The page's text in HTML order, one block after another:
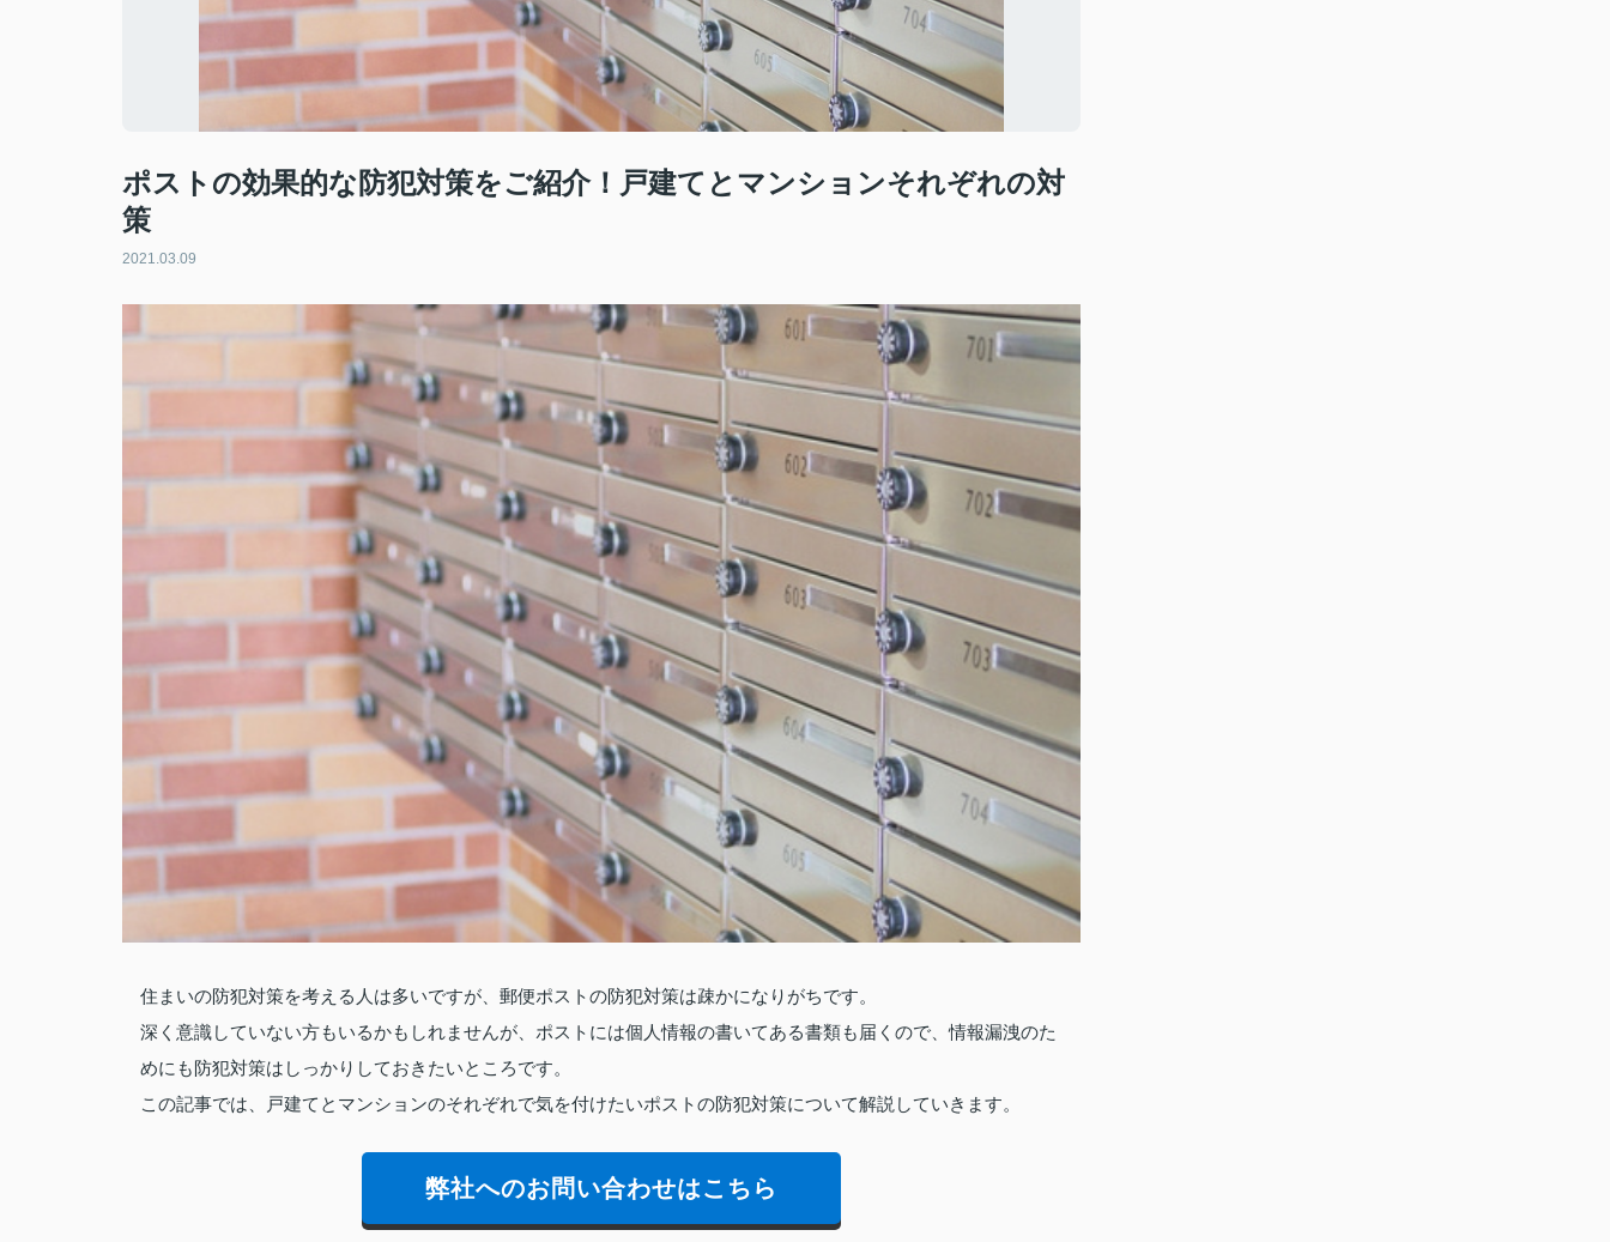
ポストの効果的な防犯対策をご紹介！戸建てとマンションそれぞれの対
策
2021.03.09
住まいの防犯対策を考える人は多いですが、郵便ポストの防犯対策は疎かになりがちです。
深く意識していない方もいるかもしれませんが、ポストには個人情報の書いてある書類も届くので、情報漏洩のた
めにも防犯対策はしっかりしておきたいところです。
この記事では、戸建てとマンションのそれぞれで気を付けたいポストの防犯対策について解説していきます。
弊社へのお問い合わせはこちら